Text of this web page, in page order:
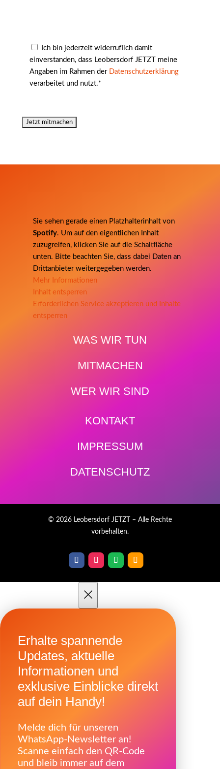
Ich bin jederzeit widerruflich damit
einverstanden, dass Leobersdorf JETZT meine
Angaben im Rahmen der Datenschutzerklärung
verarbeitet und nutzt.*
Sie sehen gerade einen Platzhalterinhalt von
Spotify. Um auf den eigentlichen Inhalt
zuzugreifen, klicken Sie auf die Schaltfläche
unten. Bitte beachten Sie, dass dabei Daten an
Drittanbieter weitergegeben werden.
Mehr Informationen
Inhalt entsperren
Erforderlichen Service akzeptieren und Inhalte
entsperren
WAS WIR TUN
MITMACHEN
WER WIR SIND
KONTAKT
IMPRESSUM
DATENSCHUTZ
© 2026 Leobersdorf JETZT – Alle Rechte
vorbehalten.
×
Erhalte spannende
Updates, aktuelle
Informationen und
exklusive Einblicke direkt
auf dein Handy!
Melde dich für unseren
WhatsApp-Newsletter an!
Scanne einfach den QR-Code
und bleib immer auf dem